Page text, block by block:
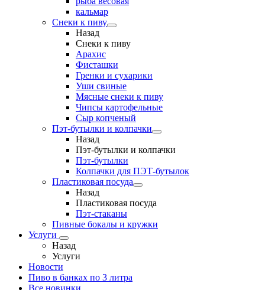
кальмар
Снеки к пиву
Назад
Снеки к пиву
Арахис
Фисташки
Гренки и сухарики
Уши свиные
Мясные снеки к пиву
Чипсы картофельные
Сыр копченый
Пэт-бутылки и колпачки
Назад
Пэт-бутылки и колпачки
Пэт-бутылки
Колпачки для ПЭТ-бутылок
Пластиковая посуда
Назад
Пластиковая посуда
Пэт-стаканы
Пивные бокалы и кружки
Услуги
Назад
Услуги
Новости
Пиво в банках по 3 литра
Все новинки